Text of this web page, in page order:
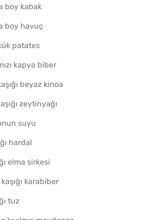
Yapılış Adımlarına Geç
boy kabak
boy havuç
patates
kapya biber
beyaz kinoa
zeytinyağı
suyu
hardal
elma sirkesi
karabiber
tuz